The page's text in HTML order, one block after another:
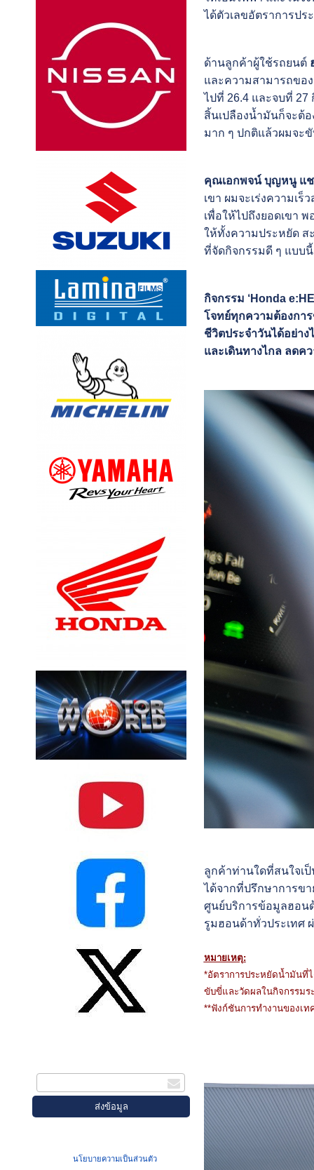
นโยบายความเป็นส่วนตัว
ได้ตัวเลขอัตราการป
ด้านลูกค้าผู้ใช้รถยนต์
และความสามารถขอ
ไปที่ 26.4 และจบที่
สิ้นเปลืองน้ำมันก็จะต้
มาก ๆ ปกติแล้วผมจะ
คุณเอกพจน์ บุญหนู แช
เขา ผมจะเร่งความเ
เพื่อให้ไปถึงยอดเขา
ให้ทั้งความประหยัด ส
ที่จัดกิจกรรมดี ๆ แบบ
กิจกรรม ‘Honda
โจทย์ทุกความต้องกา
ชีวิตประจำวันได้อย่า
และเดินทางไกล ลดค
ลูกค้าท่านใดที่สนใจเ
ได้จากที่ปรึกษาการข
ศูนย์บริการข้อมูลฮอน
รูมฮอนด้าทั่วประเทศ
หมายเหตุ:
*อัตราการประหยัดน้ำมันที่
ขับขี่และวัดผลในกิจกรรม
**ฟังก์ชันการทำงานของเ